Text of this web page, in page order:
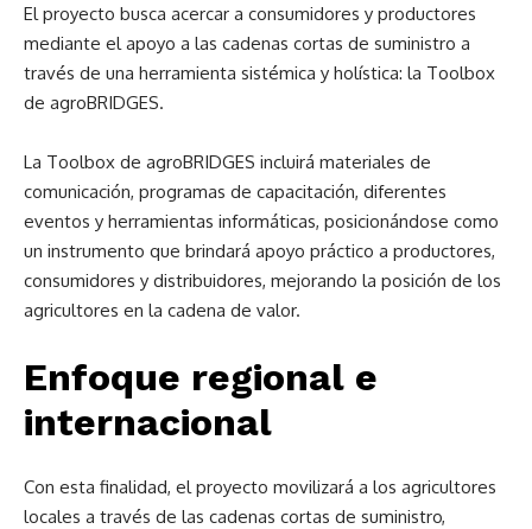
El proyecto busca acercar a consumidores y productores
mediante el apoyo a las cadenas cortas de suministro a
través de una herramienta sistémica y holística: la Toolbox
de agroBRIDGES.
La Toolbox de agroBRIDGES incluirá materiales de
comunicación, programas de capacitación, diferentes
eventos y herramientas informáticas, posicionándose como
un instrumento que brindará apoyo práctico a productores,
consumidores y distribuidores, mejorando la posición de los
agricultores en la cadena de valor.
Enfoque regional e
internacional
Con esta finalidad, el proyecto movilizará a los agricultores
locales a través de las cadenas cortas de suministro,